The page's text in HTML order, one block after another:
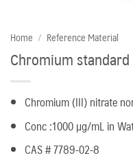
Home / Reference Material
Chromium
Chromium (III) nitrate
Conc :1000 µg/mL in
CAS # 7789-02-8